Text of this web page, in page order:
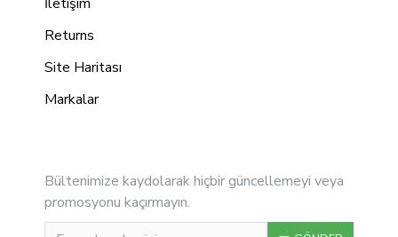
Returns
Site Haritası
Markalar
Bültenimize kaydolarak hiçbir güncellemeyi veya
promosyonu kaçırmayın.